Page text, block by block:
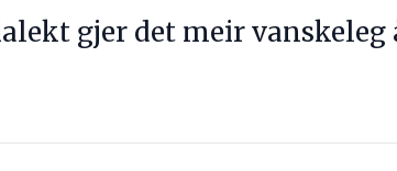
gjer det meir vanskeleg